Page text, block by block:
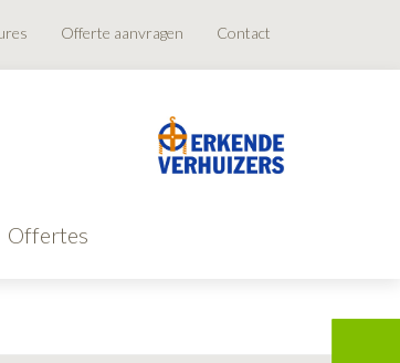
Contact
Offerte aanvragen
Offertes